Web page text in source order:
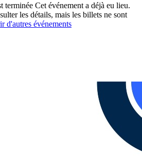
terminée Cet événement a déjà eu lieu.
les détails, mais les billets ne sont
d'autres événements